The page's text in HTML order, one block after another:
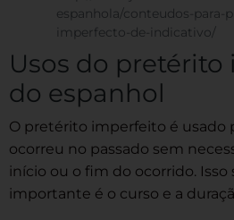
espanhola/conteudos-para-
imperfecto-de-indicativo/
Usos do
do espanhol
O pretérito imperfeito é usado
ocorreu no passado sem
início ou o fim do ocorrido.
importante é o curso e a